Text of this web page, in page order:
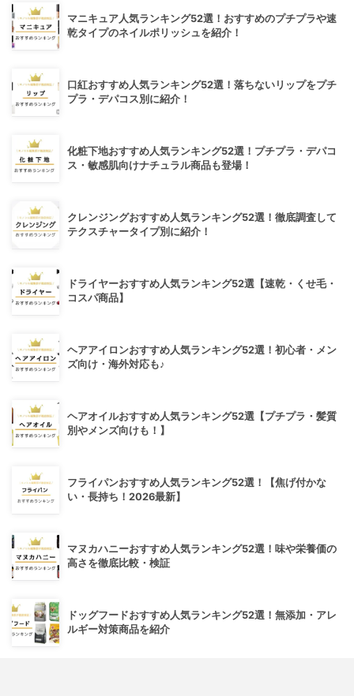
マニキュア人気ランキング52選！おすすめのプチプラや速
乾タイプのネイルポリッシュを紹介！
口紅おすすめ人気ランキング52選！落ちないリップをプチ
プラ・デパコス別に紹介！
化粧下地おすすめ人気ランキング52選！プチプラ・デパコ
ス・敏感肌向けナチュラル商品も登場！
クレンジングおすすめ人気ランキング52選！徹底調査して
テクスチャータイプ別に紹介！
ドライヤーおすすめ人気ランキング52選【速乾・くせ毛・
コスパ商品】
ヘアアイロンおすすめ人気ランキング52選！初心者・メン
ズ向け・海外対応も♪
ヘアオイルおすすめ人気ランキング52選【プチプラ・髪質
別やメンズ向けも！】
フライパンおすすめ人気ランキング52選！【焦げ付かな
い・長持ち！2026最新】
マヌカハニーおすすめ人気ランキング52選！味や栄養価の
高さを徹底比較・検証
ドッグフードおすすめ人気ランキング52選！無添加・アレ
ルギー対策商品を紹介